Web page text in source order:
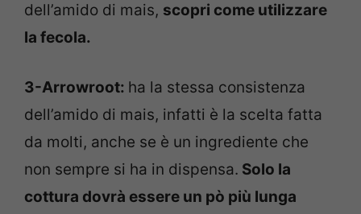
dell’amido di mais, scopri come utilizzare
la fecola.
3-Arrowroot: ha la stessa consistenza
dell’amido di mais, infatti è la scelta fatta
da molti, anche se è un ingrediente che
non sempre si ha in dispensa. Solo la
cottura dovrà essere un pò più lunga